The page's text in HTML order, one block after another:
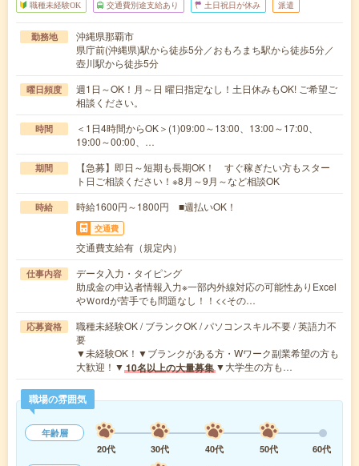
職種未経験OK 交通費別途支給あり 土日祝日が休み 派遣
勤務地
沖縄県那覇市
県庁前(沖縄県)駅から徒歩5分／おもろまち駅から徒歩5分／
壺川駅から徒歩5分
曜日頻度
週1日～OK！月～日 曜日指定なし！土日休みもOK! ご希望ご
相談ください。
時間
＜1日4時間からOK＞(1)09:00～13:00、13:00～17:00、
19:00～00:00、…
期間
【急募】即日～短期も長期OK！ すぐ稼ぎたい方もスター
ト日ご相談ください！※8月～9月～など相談OK
時給 時給1600円～1800円 ■週払いOK！
交通費
交通費支給有（規定内）
仕事内容
データ入力・タイピング
助成金の申込者情報入力※一部内外線対応の可能性ありExcel
やＷordが苦手でも問題なし！！<<その…
応募資格
職種未経験OK / ブランクOK / パソコンスキル不要 / 英語力不
要
▼未経験OK！▼ブランクがある方・Wワーク副業希望の方も
大歓迎！▼ 10名以上の大量募集 ▼大学生の方も…
職場の雰囲気
年齢層
20代
30代 40代 50代
60代